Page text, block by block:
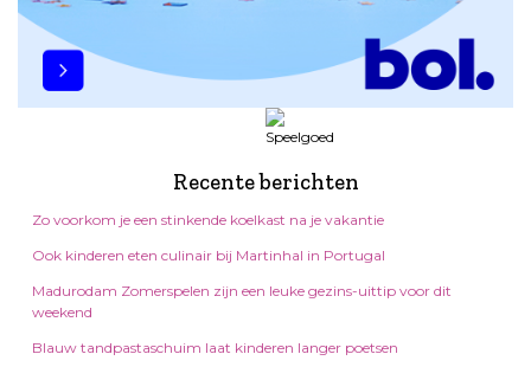
Recente berichten
Zo voorkom je een stinkende koelkast na je vakantie
Ook kinderen eten culinair bij Martinhal in Portugal
Madurodam Zomerspelen zijn een leuke gezins-uittip voor dit
weekend
Blauw tandpastaschuim laat kinderen langer poetsen